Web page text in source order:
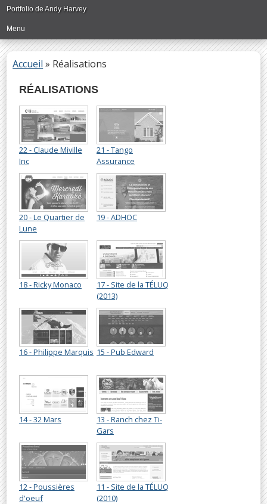
Passer
au
contenu
principal
Portfolio de Andy Harvey
Menu
Accueil » Réalisations
RÉALISATIONS
22 - Claude Miville
Inc
21 - Tango
Assurance
20 - Le Quartier de
Lune
19 - ADHOC
18 - Ricky Monaco
17 - Site de la TÉLUQ
(2013)
16 - Philippe Marquis 15 - Pub Edward
14 - 32 Mars
13 - Ranch chez Ti-
Gars
12 - Poussières
d'oeuf
11 - Site de la TÉLUQ
(2010)